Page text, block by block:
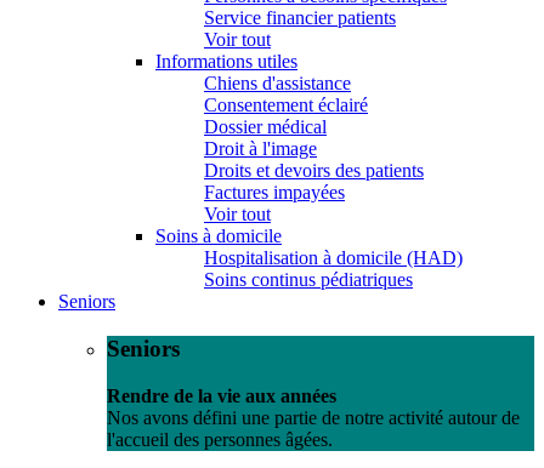
Service financier patients
Voir tout
Informations utiles
Chiens d'assistance
Consentement éclairé
Dossier médical
Droit à l'image
Droits et devoirs des patients
Factures impayées
Voir tout
Soins à domicile
Hospitalisation à domicile (HAD)
Soins continus pédiatriques
Seniors
Seniors
Rendre de la vie aux années
Nos avons défini une partie de notre activité autour de
l'accueil des personnes âgées.